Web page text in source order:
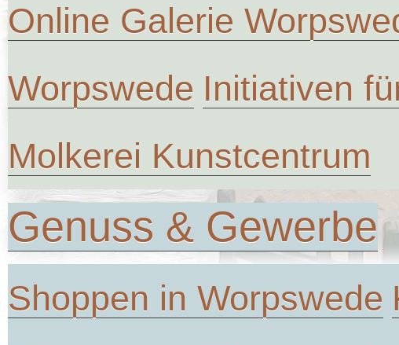
Online Galerie
Worpswede Initiativen
Molkerei Kunstcentrum
Genuss & Gewerbe
Shoppen in Worpswede